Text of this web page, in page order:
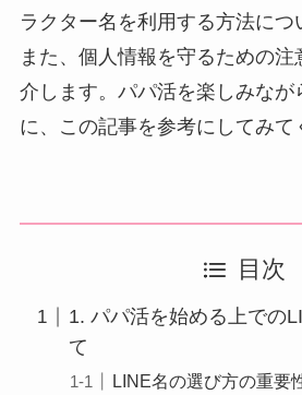
ラクター名を利用する方法につ
また、個人情報を守るための
介します。パパ活を楽しみなが
に、この記事を参考にしてみて
目次
1. パパ活を始める上での
て
LINE名の選び方の重要